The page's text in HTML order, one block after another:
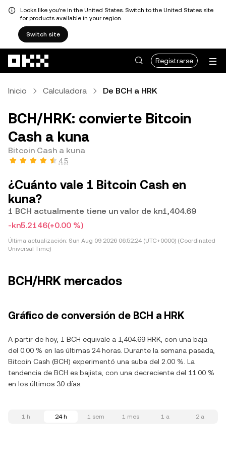
Looks like you're in the United States. Switch to the United States site
for products available in your region.
Switch site
Registrarse
Inicio Calculadora De BCH a HRK
BCH/HRK: convierte Bitcoin
Cash a kuna
Bitcoin Cash a kuna
4.5
¿Cuánto vale 1 Bitcoin Cash en
kuna?
1 BCH actualmente tiene un valor de kn1,404.69
-kn5.2146(+0.00 %)
Última actualización: Sun Aug 09 2026 06:52:24 (UTC+0000) (Coordinated
Universal Time)
BCH/HRK mercados
Gráfico de conversión de BCH a HRK
A partir de hoy, 1 BCH equivale a 1,404.69 HRK, con una baja
del 0.00 % en las últimas 24 horas. Durante la semana pasada,
Bitcoin Cash (BCH) experimentó una suba del 2.00 %. La
tendencia de BCH es bajista, con una decreciente del 11.00 %
en los últimos 30 días.
1 h 24 h 1 sem 1 mes 1 a 2 a